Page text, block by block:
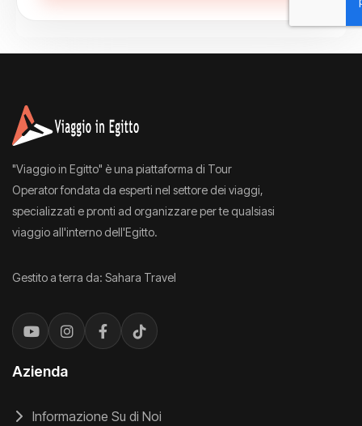
"Viaggio in Egitto" è una piattaforma di Tour
Operator fondata da esperti nel settore dei viaggi,
specializzati e pronti ad organizzare per te qualsiasi
viaggio all'interno dell'Egitto.
Gestito a terra da: Sahara Travel
Azienda
Informazione Su di Noi